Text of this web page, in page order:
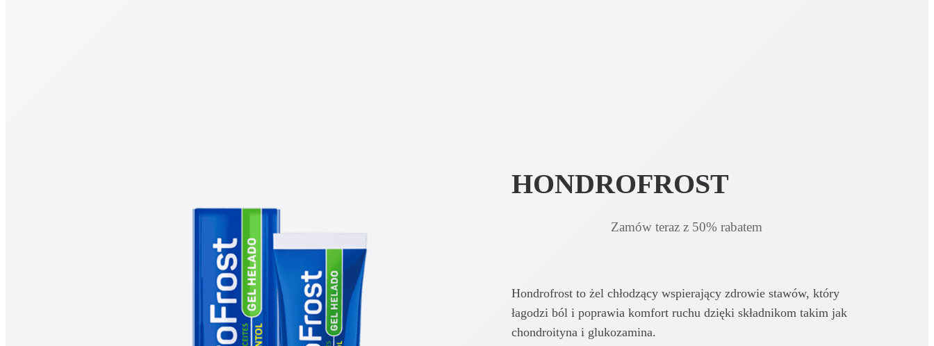
HONDROFROST
Zamów teraz z 50% rabatem
Hondrofrost to żel chłodzący wspierający zdrowie stawów, który
łagodzi ból i poprawia komfort ruchu dzięki składnikom takim jak
chondroityna i glukozamina.